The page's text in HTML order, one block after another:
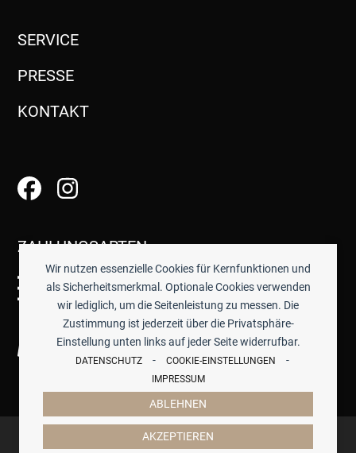
Wir nutzen essenzielle Cookies für Kernfunktionen und
als Sicherheitsmerkmal. Optionale Cookies verwenden
wir lediglich, um die Seitenleistung zu messen. Die
Zustimmung ist jederzeit über die Privatsphäre-
Einstellung unten links auf jeder Seite widerrufbar.
DATENSCHUTZ - COOKIE-EINSTELLUNGEN -
IMPRESSUM
AKZEPTIEREN
ABLEHNEN
SERVICE
PRESSE
KONTAKT
ZAHLUNGSARTEN
© 2026 -TISCHWERK- ALLE PREISE INKL. GESETZTL.
MWST.